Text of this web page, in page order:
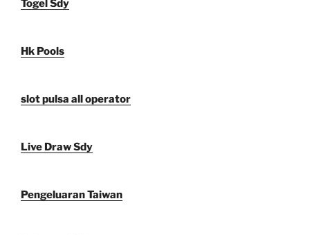
Togel Sdy
Hk Pools
slot pulsa all operator
Live Draw Sdy
Pengeluaran Taiwan